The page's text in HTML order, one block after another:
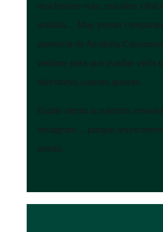
muchísimo más, estudios
análisis… Muy pronto
ponencia de Amaloha
webinar para que puedas verla
disfrutarla) cuando quieras.
Estate atento a nuestras
Instagram… porque
pronto.